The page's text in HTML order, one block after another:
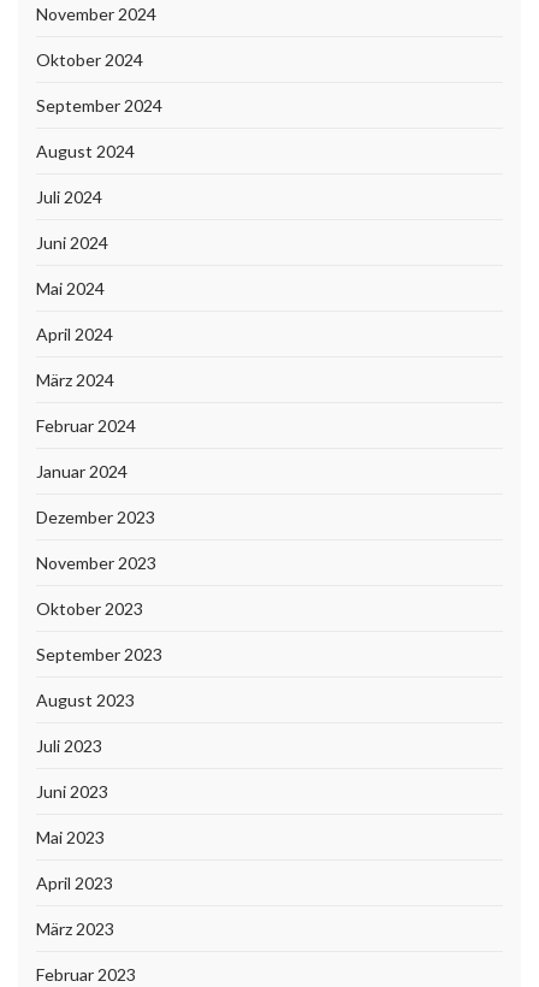
November 2024
Oktober 2024
September 2024
August 2024
Juli 2024
Juni 2024
Mai 2024
April 2024
März 2024
Februar 2024
Januar 2024
Dezember 2023
November 2023
Oktober 2023
September 2023
August 2023
Juli 2023
Juni 2023
Mai 2023
April 2023
März 2023
Februar 2023